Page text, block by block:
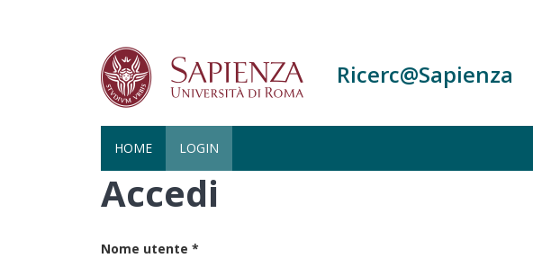
Ricerc@Sapienza
HOME LOGIN
Accedi
Nome utente *